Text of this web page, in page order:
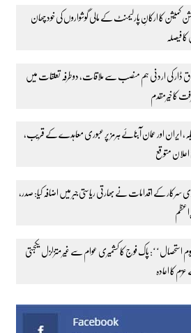
کمیشن کا ارکانِ پارلیمنٹ کے مالی گوشواروں کی خود چھان
فیصلہ
ڈار کی اردنی ہم منصب سے ملاقات، دوطرفہ تعلقات میں
کا خیرمقدم
ایران اور عمان آبنائے ہرمز پر عبوری معاہدے کے قریب،
متوقع
سرکار کے اقدامات نے بھارتی ریاستی جبر میں اضافہ کیا: صدر،
استحصال‘‘: پاک فوج کا کشمیری عوام سے غیر متزلزل یکجہتی
کا اعادہ